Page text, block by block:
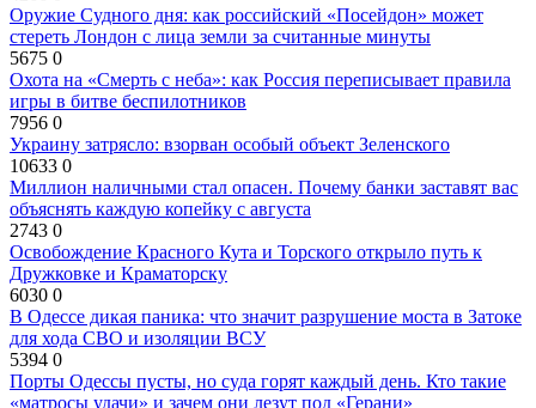
Оружие Судного дня: как российский «Посейдон» может
стереть Лондон с лица земли за считанные минуты
5675 0
Охота на «Смерть с неба»: как Россия переписывает правила
игры в битве беспилотников
7956 0
Украину затрясло: взорван особый объект Зеленского
10633 0
Миллион наличными стал опасен. Почему банки заставят вас
объяснять каждую копейку с августа
2743 0
Освобождение Красного Кута и Торского открыло путь к
Дружковке и Краматорску
6030 0
В Одессе дикая паника: что значит разрушение моста в Затоке
для хода СВО и изоляции ВСУ
5394 0
Порты Одессы пусты, но суда горят каждый день. Кто такие
«матросы удачи» и зачем они лезут под «Герани»